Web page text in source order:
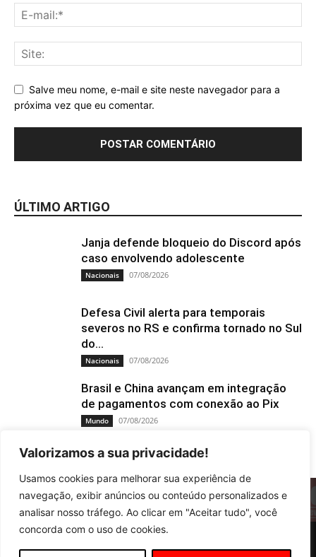
Valorizamos a sua privacidade!
Usamos cookies para melhorar sua experiência de
navegação, exibir anúncios ou conteúdo personalizados e
analisar nosso tráfego. Ao clicar em "Aceitar tudo", você
concorda com o uso de cookies.
Salve meu nome, e-mail e site neste navegador para a
próxima vez que eu comentar.
ÚLTIMO ARTIGO
Janja defende bloqueio do Discord após
caso envolvendo adolescente
Nacionais 07/08/2026
Defesa Civil alerta para temporais
severos no RS e confirma tornado no Sul
do...
Nacionais 07/08/2026
Brasil e China avançam em integração
de pagamentos com conexão ao Pix
Mundo 07/08/2026
Esportes
Saúde Agropecuária Local